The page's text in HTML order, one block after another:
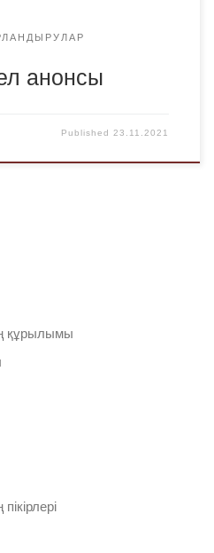
анонсы
Published23.11.2021
құрылымы